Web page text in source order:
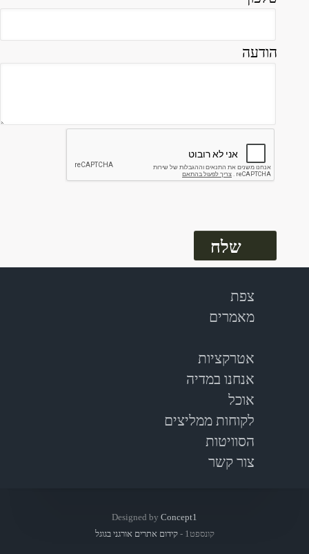
הודעה
צפת
מאמרים
אטרקציות
אנחנו במדיה
אוכל
לקוחות ממליצים
הסוויטות
צור קשר
Designed by Concept1
קונספט1 -
קידום אתרים אורגני בגוגל